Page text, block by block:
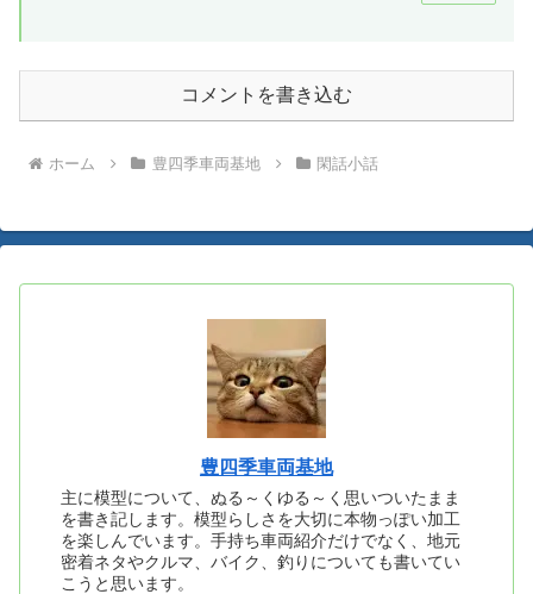
コメントを書き込む
ホーム 豊四季車両基地 閑話小話
豊四季車両基地
主に模型について、ぬる～くゆる～く思いついたまま
を書き記します。模型らしさを大切に本物っぽい加工
を楽しんでいます。手持ち車両紹介だけでなく、地元
密着ネタやクルマ、バイク、釣りについても書いてい
こうと思います。